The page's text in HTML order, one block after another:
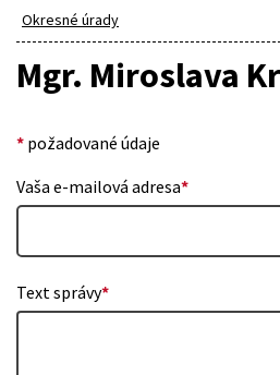
Okresné úrady
Mgr. Miroslava
* požadované údaje
Vaša e-mailová adresa*
Text správy*